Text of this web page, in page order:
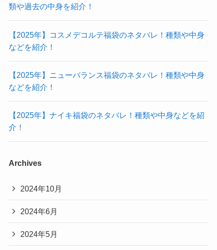
類や過去の中身を紹介！
【2025年】コスメデコルテ福袋のネタバレ！種類や中身
などを紹介！
【2025年】ニューバランス福袋のネタバレ！種類や中身
などを紹介！
【2025年】ナイキ福袋のネタバレ！種類や中身などを紹
介！
Archives
2024年10月
2024年6月
2024年5月